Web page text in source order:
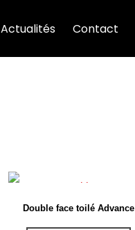
Actualités Contact
Double face toilé Advance